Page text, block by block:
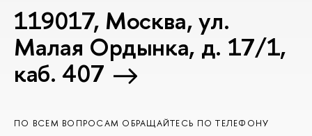
119017, Москва, ул.
Малая Ордынка, д. 17/1,
каб. 407
ПО ВСЕМ ВОПРОСАМ ОБРАЩАЙТЕСЬ ПО ТЕЛЕФОНУ